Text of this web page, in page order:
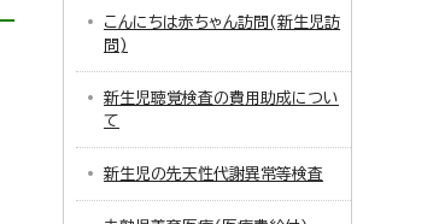
こんにちは赤ちゃん訪問(新生児訪
問)
新生児聴覚検査の費用助成につい
て
新生児の先天性代謝異常等検査